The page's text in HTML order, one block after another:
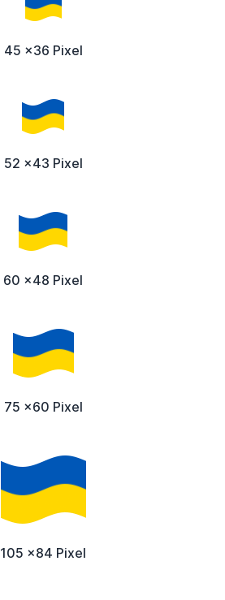
45 x36 Pixel
52 x43 Pixel
60 x48 Pixel
75 x60 Pixel
105 x84 Pixel